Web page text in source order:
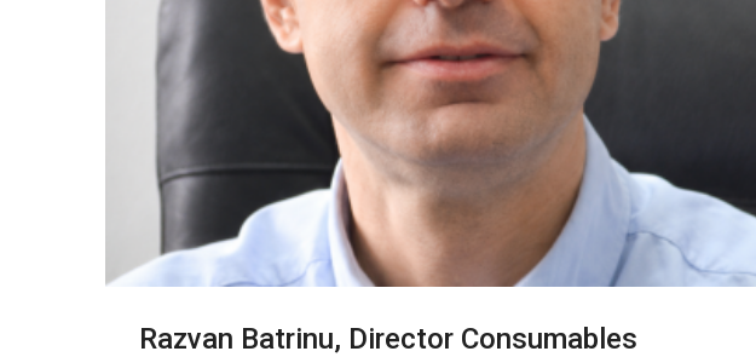
Razvan Batrinu, Director Consumables